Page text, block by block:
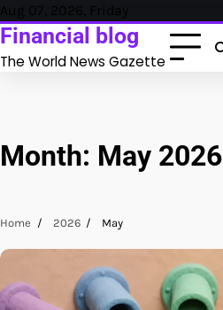
Skip
to
content
Aug 07, 2026, Friday
Financial blog
The World News Gazette
Month: May 2026
Home 2026 May